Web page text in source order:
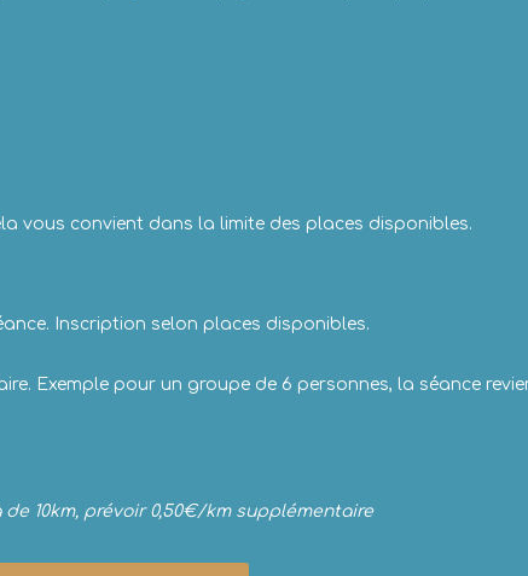
vous convient dans la limite des places disponibles.
Inscription selon places disponibles.
Exemple pour un groupe de 6 personnes, la séance
10km, prévoir 0,50€/km supplémentaire